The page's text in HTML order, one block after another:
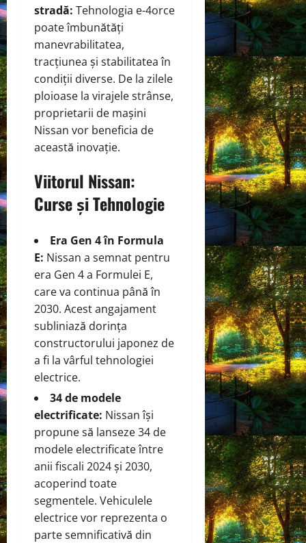
stradă: Tehnologia e-4orce
poate îmbunătăți
manevrabilitatea,
tracțiunea și stabilitatea în
condiții diverse. De la zilele
ploioase la virajele strânse,
proprietarii de mașini
Nissan vor beneficia de
această inovație.
Viitorul Nissan:
Curse și Tehnologie
Era Gen 4 în Formula
E: Nissan a semnat pentru
era Gen 4 a Formulei E,
care va continua până în
2030. Acest angajament
subliniază dorința
constructorului japonez de
a fi la vârful tehnologiei
electrice.
34 de modele
electrificate: Nissan își
propune să lanseze 34 de
modele electrificate între
anii fiscali 2024 și 2030,
acoperind toate
segmentele. Vehiculele
electrice vor reprezenta o
parte semnificativă din